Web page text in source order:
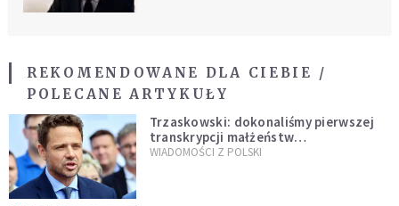
REKOMENDOWANE DLA CIEBIE /
POLECANE ARTYKUŁY
Trzaskowski: dokonaliśmy pierwszej
transkrypcji małżeństw
jednopłciowych. “Tak jak
WIADOMOŚCI Z POLSKI